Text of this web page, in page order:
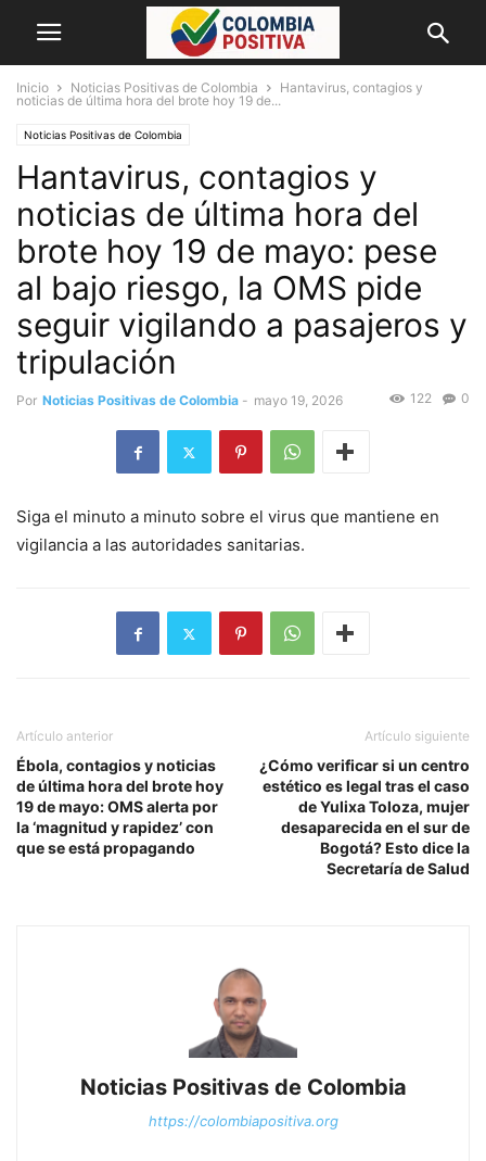
Inicio Noticias Positivas de Colombia
Hantavirus, contagios y
noticias de última hora del brote hoy 19 de...
Noticias Positivas de Colombia
Hantavirus, contagios y
noticias de última hora del
brote hoy 19 de mayo: pese
al bajo riesgo, la OMS pide
seguir vigilando a pasajeros y
tripulación
Por Noticias Positivas de Colombia - mayo 19, 2026 0
122
Siga el minuto a minuto sobre el virus que mantiene en
vigilancia a las autoridades sanitarias.
Artículo anterior
Ébola, contagios y noticias
de última hora del brote hoy
19 de mayo: OMS alerta por
la ‘magnitud y rapidez’ con
que se está propagando
Artículo siguiente
¿Cómo verificar si un centro
estético es legal tras el caso
de Yulixa Toloza, mujer
desaparecida en el sur de
Bogotá? Esto dice la
Secretaría de Salud
Noticias Positivas de Colombia
https://colombiapositiva.org